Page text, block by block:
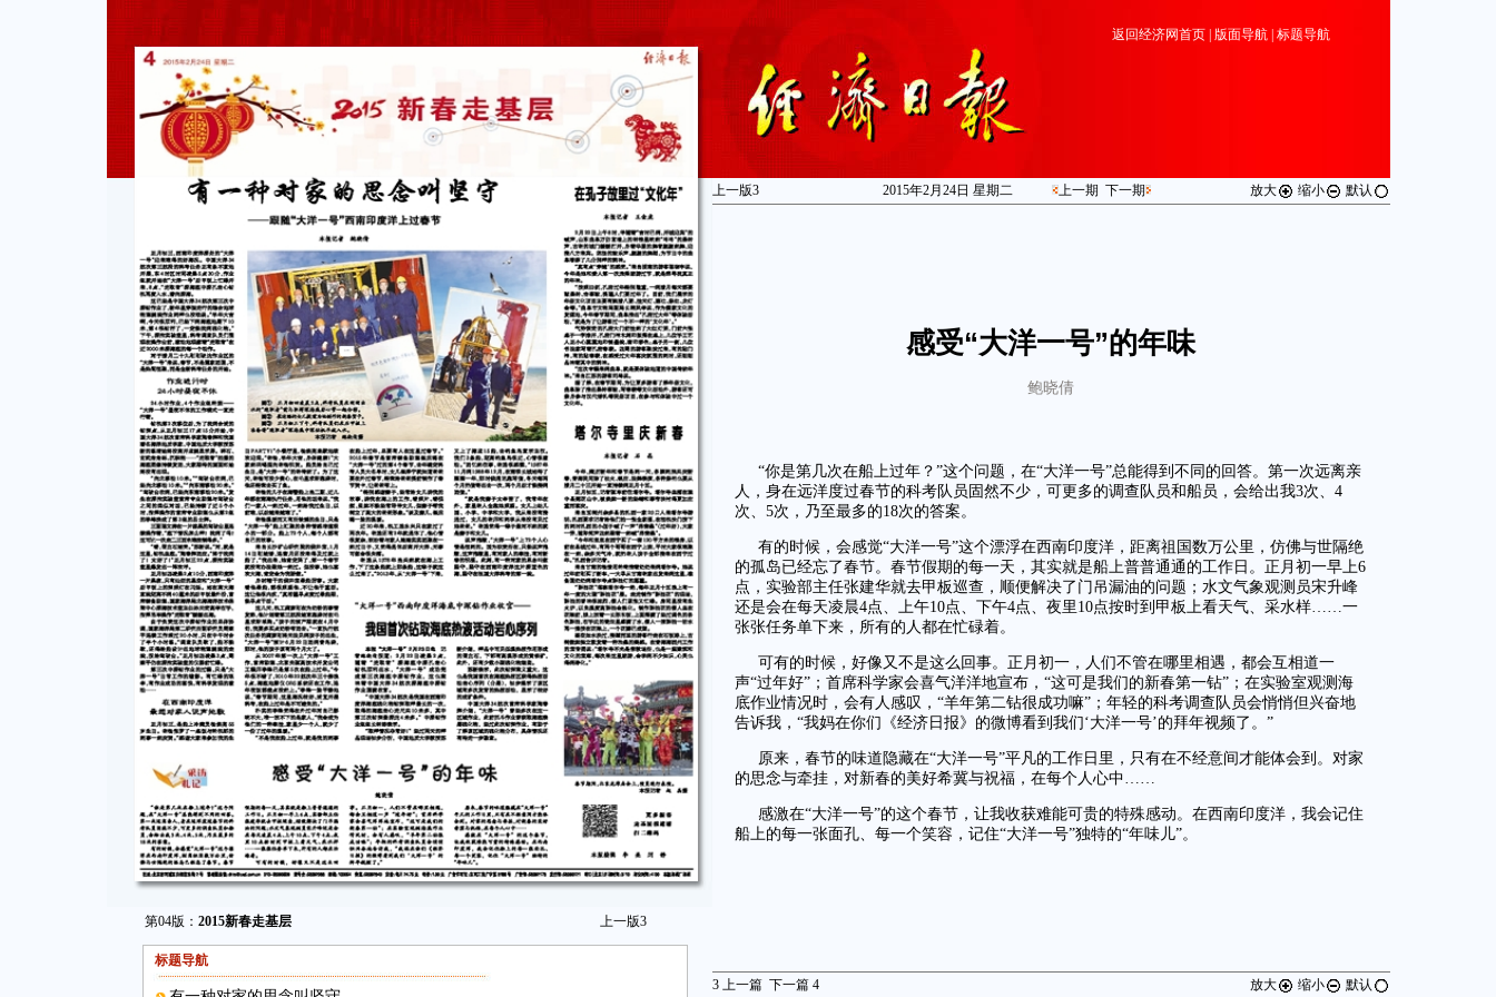
第04版： 2015新春走基层 上一版3
标题导航
返回经济网首页| 版面导航| 标题导航
上一版3 2015年2月24日 星期二 上一期 下一期 放大 缩小 默认
感受“大洋一号”的年味
鲍晓倩
“你是第几次在船上过年？”这个问题，在“大洋一号”总能得到不同的回答。第一次远离亲
人，身在远洋度过春节的科考队员固然不少，可更多的调查队员和船员，会给出我3次、4
次、5次，乃至最多的18次的答案。
有的时候，会感觉“大洋一号”这个漂浮在西南印度洋，距离祖国数万公里，仿佛与世隔绝
的孤岛已经忘了春节。春节假期的每一天，其实就是船上普普通通的工作日。正月初一早上6
点，实验部主任张建华就去甲板巡查，顺便解决了门吊漏油的问题；水文气象观测员宋升峰
还是会在每天凌晨4点、上午10点、下午4点、夜里10点按时到甲板上看天气、采水样……一
张张任务单下来，所有的人都在忙碌着。
可有的时候，好像又不是这么回事。正月初一，人们不管在哪里相遇，都会互相道一
声“过年好”；首席科学家会喜气洋洋地宣布，“这可是我们的新春第一钻”；在实验室观测海
底作业情况时，会有人感叹，“羊年第二钻很成功嘛”；年轻的科考调查队员会悄悄但兴奋地
告诉我，“我妈在你们《经济日报》的微博看到我们‘大洋一号’的拜年视频了。”
原来，春节的味道隐藏在“大洋一号”平凡的工作日里，只有在不经意间才能体会到。对家
的思念与牵挂，对新春的美好希冀与祝福，在每个人心中……
感激在“大洋一号”的这个春节，让我收获难能可贵的特殊感动。在西南印度洋，我会记住
船上的每一张面孔、每一个笑容，记住“大洋一号”独特的“年味儿”。
3上一篇 下一篇 4 放大 缩小 默认